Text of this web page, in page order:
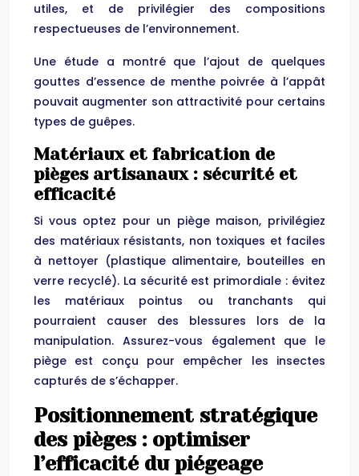
utiles, et de privilégier des compositions
respectueuses de l’environnement.
Une étude a montré que l’ajout de quelques
gouttes d’essence de menthe poivrée à l’appât
pouvait augmenter son attractivité pour certains
types de guêpes.
Matériaux et fabrication de
pièges artisanaux : sécurité et
efficacité
Si vous optez pour un piège maison, privilégiez
des matériaux résistants, non toxiques et faciles
à nettoyer (plastique alimentaire, bouteilles en
verre recyclé). La sécurité est primordiale : évitez
les matériaux pointus ou tranchants qui
pourraient causer des blessures lors de la
manipulation. Assurez-vous également que le
piège est conçu pour empêcher les insectes
capturés de s’échapper.
Positionnement stratégique
des pièges : optimiser
l’efficacité du piégeage